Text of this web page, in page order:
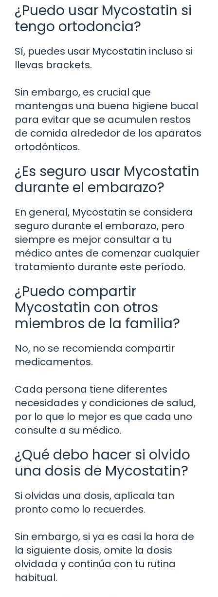
¿Puedo usar Mycostatin si
tengo ortodoncia?
Sí, puedes usar Mycostatin incluso si
llevas brackets.
Sin embargo, es crucial que
mantengas una buena higiene bucal
para evitar que se acumulen restos
de comida alrededor de los aparatos
ortodónticos.
¿Es seguro usar Mycostatin
durante el embarazo?
En general, Mycostatin se considera
seguro durante el embarazo, pero
siempre es mejor consultar a tu
médico antes de comenzar cualquier
tratamiento durante este período.
¿Puedo compartir
Mycostatin con otros
miembros de la familia?
No, no se recomienda compartir
medicamentos.
Cada persona tiene diferentes
necesidades y condiciones de salud,
por lo que lo mejor es que cada uno
consulte a su médico.
¿Qué debo hacer si olvido
una dosis de Mycostatin?
Si olvidas una dosis, aplícala tan
pronto como lo recuerdes.
Sin embargo, si ya es casi la hora de
la siguiente dosis, omite la dosis
olvidada y continúa con tu rutina
habitual.